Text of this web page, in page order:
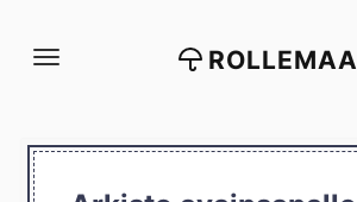
suoraan
ROLLEMAA